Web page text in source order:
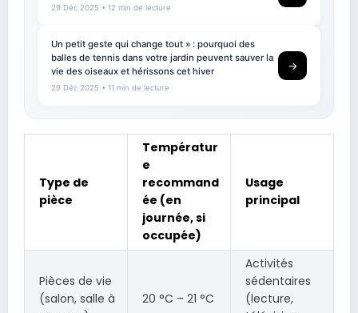
29 Déc 2025 • 12 min de lecture
Un petit geste qui change tout » : pourquoi des
balles de tennis dans votre jardin peuvent sauver la
vie des oiseaux et hérissons cet hiver
29 Déc 2025 • 11 min de lecture
→
Type de
pièce
Températur
e
recommand
ée (en
journée, si
occupée)
Usage
principal
Pièces de vie
(salon, salle à
20 °C – 21 °C
Activités
sédentaires
(lecture,